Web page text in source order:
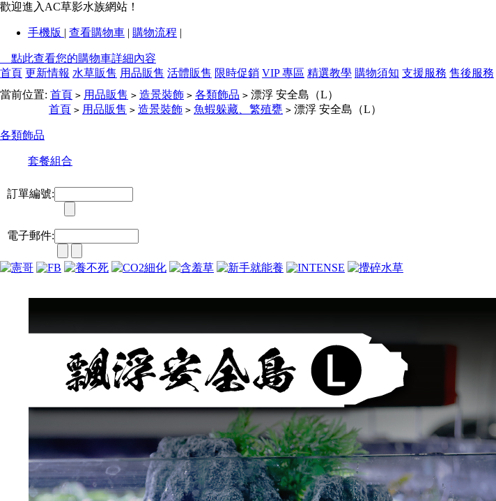
歡迎進入AC草影水族網站！
手機版 | 查看購物車 | 購物流程 |
點此查看您的購物車詳細內容
首頁 更新情報 水草販售 用品販售 活體販售 限時促銷 VIP 專區 精選教學 購物須知 支援服務 售後服務
當前位置: 首頁 > 用品販售 > 造景裝飾 > 各類飾品 > 漂浮 安全島（L）
首頁 > 用品販售 > 造景裝飾 > 魚蝦躲藏、繁殖甕 > 漂浮 安全島（L）
各類飾品
套餐組合
訂單編號:
電子郵件: